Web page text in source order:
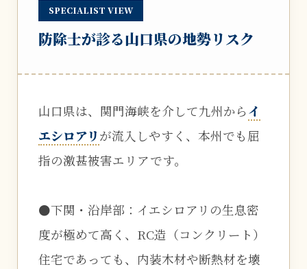
SPECIALIST VIEW
防除士が診る山口県の地勢リスク
山口県は、関門海峡を介して九州から イ
エシロアリ が流入しやすく、本州でも屈
指の激甚被害エリアです。
●下関・沿岸部：イエシロアリの生息密
度が極めて高く、RC造（コンクリート）
住宅であっても、内装木材や断熱材を壊